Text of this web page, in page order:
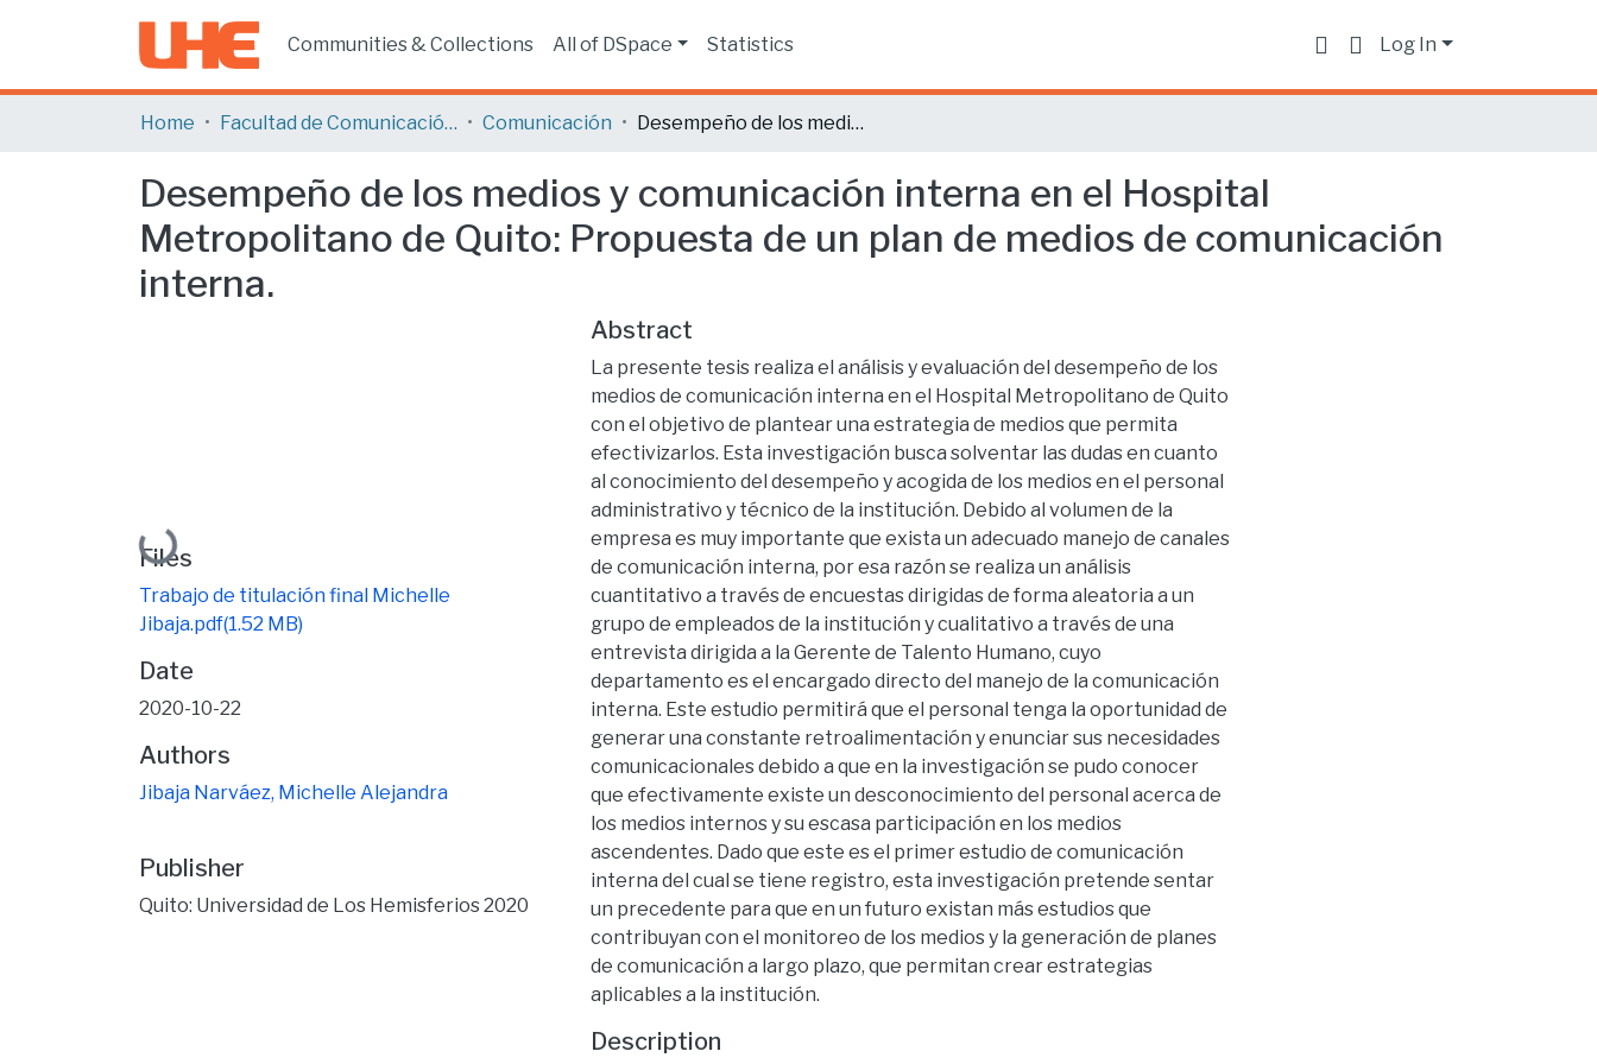
Communities & Collections All of DSpace Statistics Log In
Home Facultad de Comunicación y Tecnologías de la Información Comunicación Desempeño de los medios y comunicación interna en el Hospital Metropolitano de Quito: Propuesta de un plan de medios de comunicación interna.
Desempeño de los medios y comunicación interna en el Hospital
Metropolitano de Quito: Propuesta de un plan de medios de comunicación
interna.
Loading...
Files
Trabajo de titulación final Michelle
Jibaja.pdf(1.52 MB)
Date
2020-10-22
Authors
Jibaja Narváez, Michelle Alejandra
Publisher
Quito: Universidad de Los Hemisferios 2020
Abstract
La presente tesis realiza el análisis y evaluación del desempeño de los
medios de comunicación interna en el Hospital Metropolitano de Quito
con el objetivo de plantear una estrategia de medios que permita
efectivizarlos. Esta investigación busca solventar las dudas en cuanto
al conocimiento del desempeño y acogida de los medios en el personal
administrativo y técnico de la institución. Debido al volumen de la
empresa es muy importante que exista un adecuado manejo de canales
de comunicación interna, por esa razón se realiza un análisis
cuantitativo a través de encuestas dirigidas de forma aleatoria a un
grupo de empleados de la institución y cualitativo a través de una
entrevista dirigida a la Gerente de Talento Humano, cuyo
departamento es el encargado directo del manejo de la comunicación
interna. Este estudio permitirá que el personal tenga la oportunidad de
generar una constante retroalimentación y enunciar sus necesidades
comunicacionales debido a que en la investigación se pudo conocer
que efectivamente existe un desconocimiento del personal acerca de
los medios internos y su escasa participación en los medios
ascendentes. Dado que este es el primer estudio de comunicación
interna del cual se tiene registro, esta investigación pretende sentar
un precedente para que en un futuro existan más estudios que
contribuyan con el monitoreo de los medios y la generación de planes
de comunicación a largo plazo, que permitan crear estrategias
aplicables a la institución.
Description